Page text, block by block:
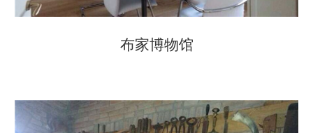
布家博物馆